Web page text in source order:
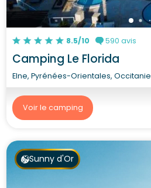
8.5/10 590 avis
Camping Le Florida
Elne, Pyrénées-Orientales, Occitanie
Voir le camping
Sunny d'Or